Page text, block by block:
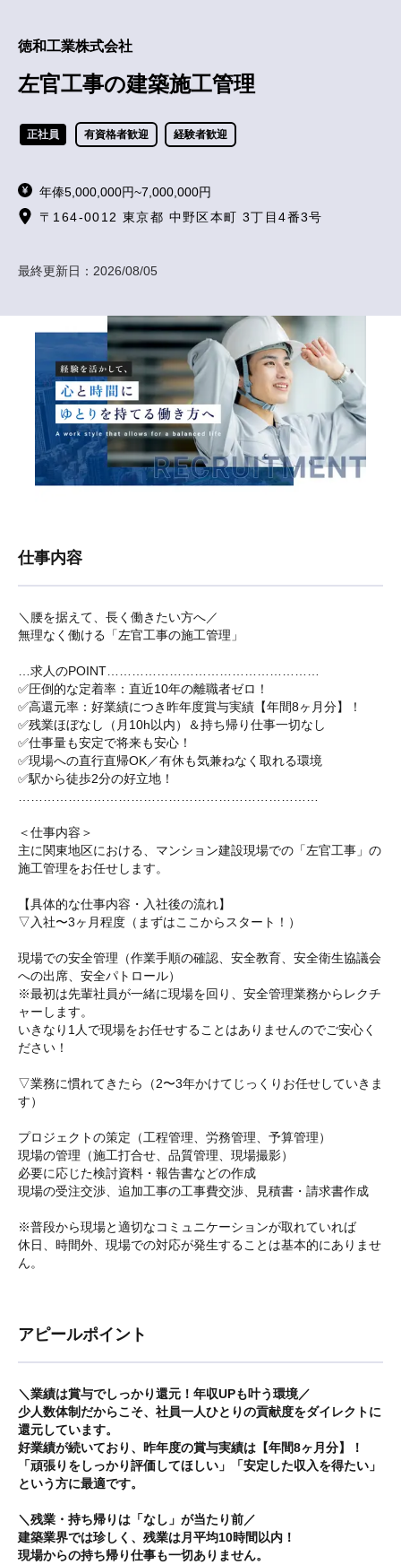
徳和工業株式会社
左官工事の建築施工管理
正社員 有資格者歓迎 経験者歓迎
年俸5,000,000円~7,000,000円
〒164-0012 東京都 中野区本町 3丁目4番3号
最終更新日： 2026/08/05
仕事内容
＼腰を据えて、長く働きたい方へ／
無理なく働ける「左官工事の施工管理」
…求人のPOINT……………………………………………
✅圧倒的な定着率：直近10年の離職者ゼロ！
✅高還元率：好業績につき昨年度賞与実績【年間8ヶ月分】！
✅残業ほぼなし（月10h以内）＆持ち帰り仕事一切なし
✅仕事量も安定で将来も安心！
✅現場への直行直帰OK／有休も気兼ねなく取れる環境
✅駅から徒歩2分の好立地！
＜仕事内容＞
主に関東地区における、マンション建設現場での「左官工事」の
施工管理をお任せします。
【具体的な仕事内容・入社後の流れ】
▽入社〜3ヶ月程度（まずはここからスタート！）
現場での安全管理（作業手順の確認、安全教育、安全衛生協議会
への出席、安全パトロール）
※最初は先輩社員が一緒に現場を回り、安全管理業務からレクチ
ャーします。
いきなり1人で現場をお任せすることはありませんのでご安心く
ださい！
▽業務に慣れてきたら（2〜3年かけてじっくりお任せしていきま
す）
プロジェクトの策定（工程管理、労務管理、予算管理）
現場の管理（施工打合せ、品質管理、現場撮影）
必要に応じた検討資料・報告書などの作成
現場の受注交渉、追加工事の工事費交渉、見積書・請求書作成
※普段から現場と適切なコミュニケーションが取れていれば
休日、時間外、現場での対応が発生することは基本的にありませ
ん。
アピールポイント
＼業績は賞与でしっかり還元！年収UPも叶う環境／
少人数体制だからこそ、社員一人ひとりの貢献度をダイレクトに
還元しています。
好業績が続いており、昨年度の賞与実績は【年間8ヶ月分】！
「頑張りをしっかり評価してほしい」「安定した収入を得たい」
という方に最適です。
＼残業・持ち帰りは「なし」が当たり前／
建築業界では珍しく、残業は月平均10時間以内！
現場からの持ち帰り仕事も一切ありません。